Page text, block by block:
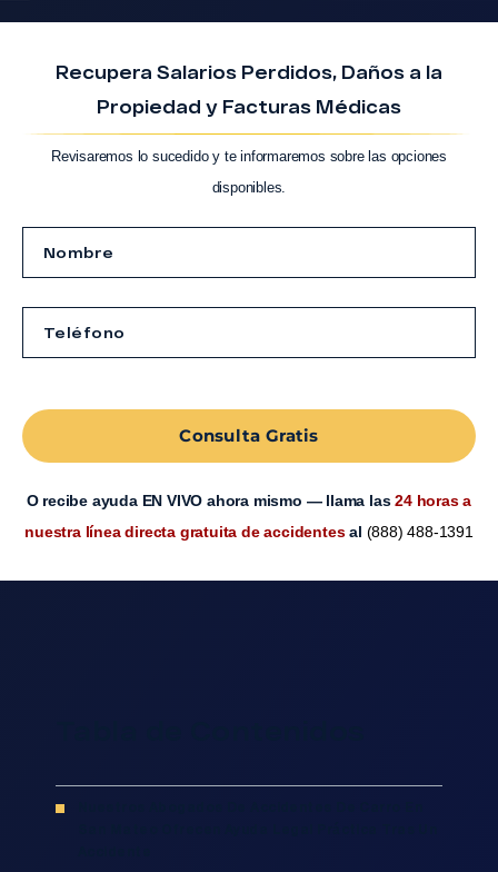
Recupera Salarios Perdidos, Daños a la
Propiedad y Facturas Médicas
Revisaremos lo sucedido y te informaremos sobre las opciones
disponibles.
Consulta Gratis
O recibe ayuda EN VIVO ahora mismo — llama las24 horas a
nuestra línea directa gratuita de accidentesal (888) 488-1391